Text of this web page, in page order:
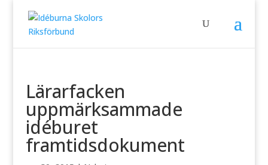
Lärarfacken
uppmärksammade
idéburet
framtidsdokument